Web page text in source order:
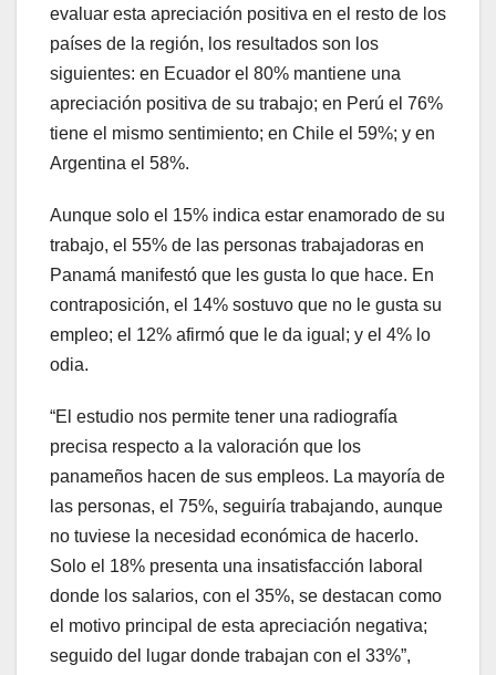
evaluar esta apreciación positiva en el resto de los
países de la región, los resultados son los
siguientes: en Ecuador el 80% mantiene una
apreciación positiva de su trabajo; en Perú el 76%
tiene el mismo sentimiento; en Chile el 59%; y en
Argentina el 58%.
Aunque solo el 15% indica estar enamorado de su
trabajo, el 55% de las personas trabajadoras en
Panamá manifestó que les gusta lo que hace. En
contraposición, el 14% sostuvo que no le gusta su
empleo; el 12% afirmó que le da igual; y el 4% lo
odia.
“El estudio nos permite tener una radiografía
precisa respecto a la valoración que los
panameños hacen de sus empleos. La mayoría de
las personas, el 75%, seguiría trabajando, aunque
no tuviese la necesidad económica de hacerlo.
Solo el 18% presenta una insatisfacción laboral
donde los salarios, con el 35%, se destacan como
el motivo principal de esta apreciación negativa;
seguido del lugar donde trabajan con el 33%”,